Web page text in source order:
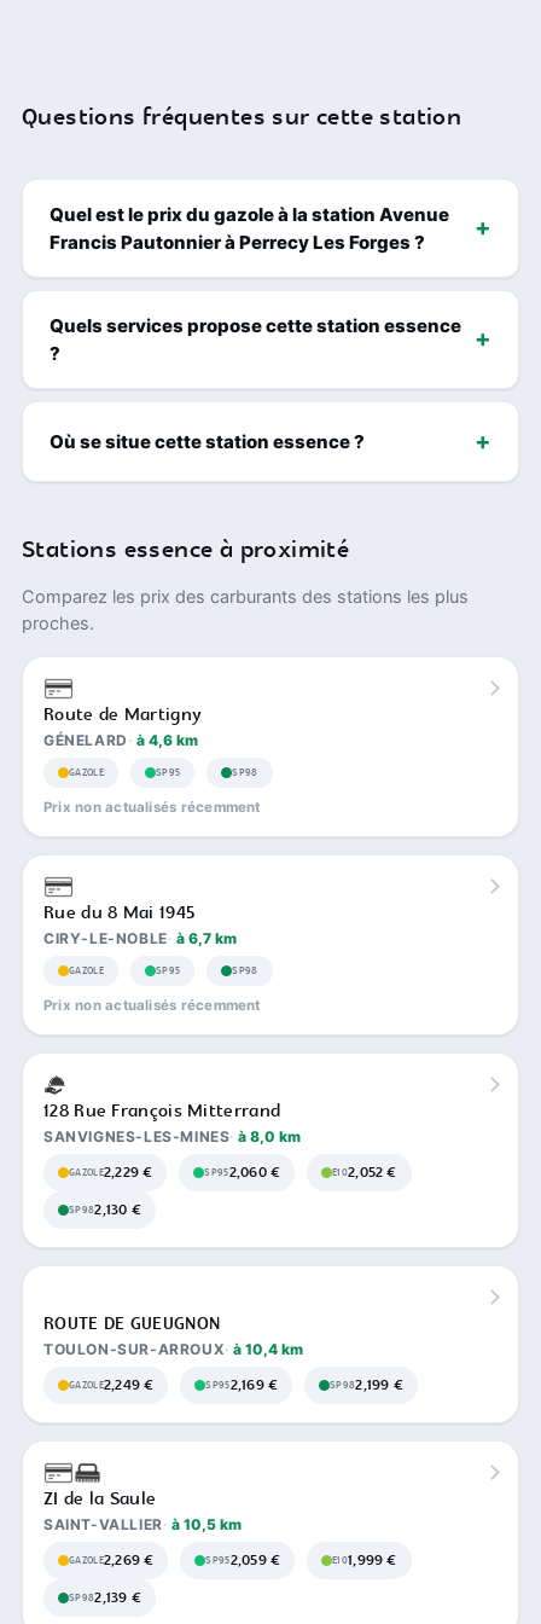
Questions fréquentes sur cette station
Quel est le prix du gazole à la station Avenue
Francis Pautonnier à Perrecy Les Forges ?
Quels services propose cette station essence
?
Où se situe cette station essence ?
Stations essence à proximité
Comparez les prix des carburants des stations les plus
proches.
Route de Martigny
GÉNELARD à 4,6 km
GAZOLE SP95 SP98
Prix non actualisés récemment
Rue du 8 Mai 1945
CIRY-LE-NOBLE à 6,7 km
GAZOLE SP95 SP98
Prix non actualisés récemment
128 Rue François Mitterrand
SANVIGNES-LES-MINES à 8,0 km
GAZOLE2,229 € SP952,060 € E102,052 €
SP982,130 €
ROUTE DE GUEUGNON
TOULON-SUR-ARROUX à 10,4 km
GAZOLE2,249 € SP952,169 € SP982,199 €
ZI de la Saule
SAINT-VALLIER à 10,5 km
GAZOLE2,269 € SP952,059 € E101,999 €
SP982,139 €